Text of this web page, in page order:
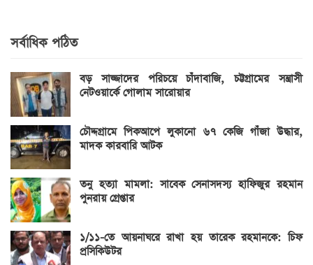
সর্বাধিক পঠিত
বড় সাজ্জাদের পরিচয়ে চাঁদাবাজি, চট্টগ্রামের সন্ত্রাসী
নেটওয়ার্কে গোলাম সারোয়ার
চৌদ্দগ্রামে পিকআপে লুকানো ৬৭ কেজি গাঁজা উদ্ধার,
মাদক কারবারি আটক
তনু হত্যা মামলা: সাবেক সেনাসদস্য হাফিজুর রহমান
পুনরায় গ্রেপ্তার
১/১১-তে আয়নাঘরে রাখা হয় তারেক রহমানকে: চিফ
প্রসিকিউটর